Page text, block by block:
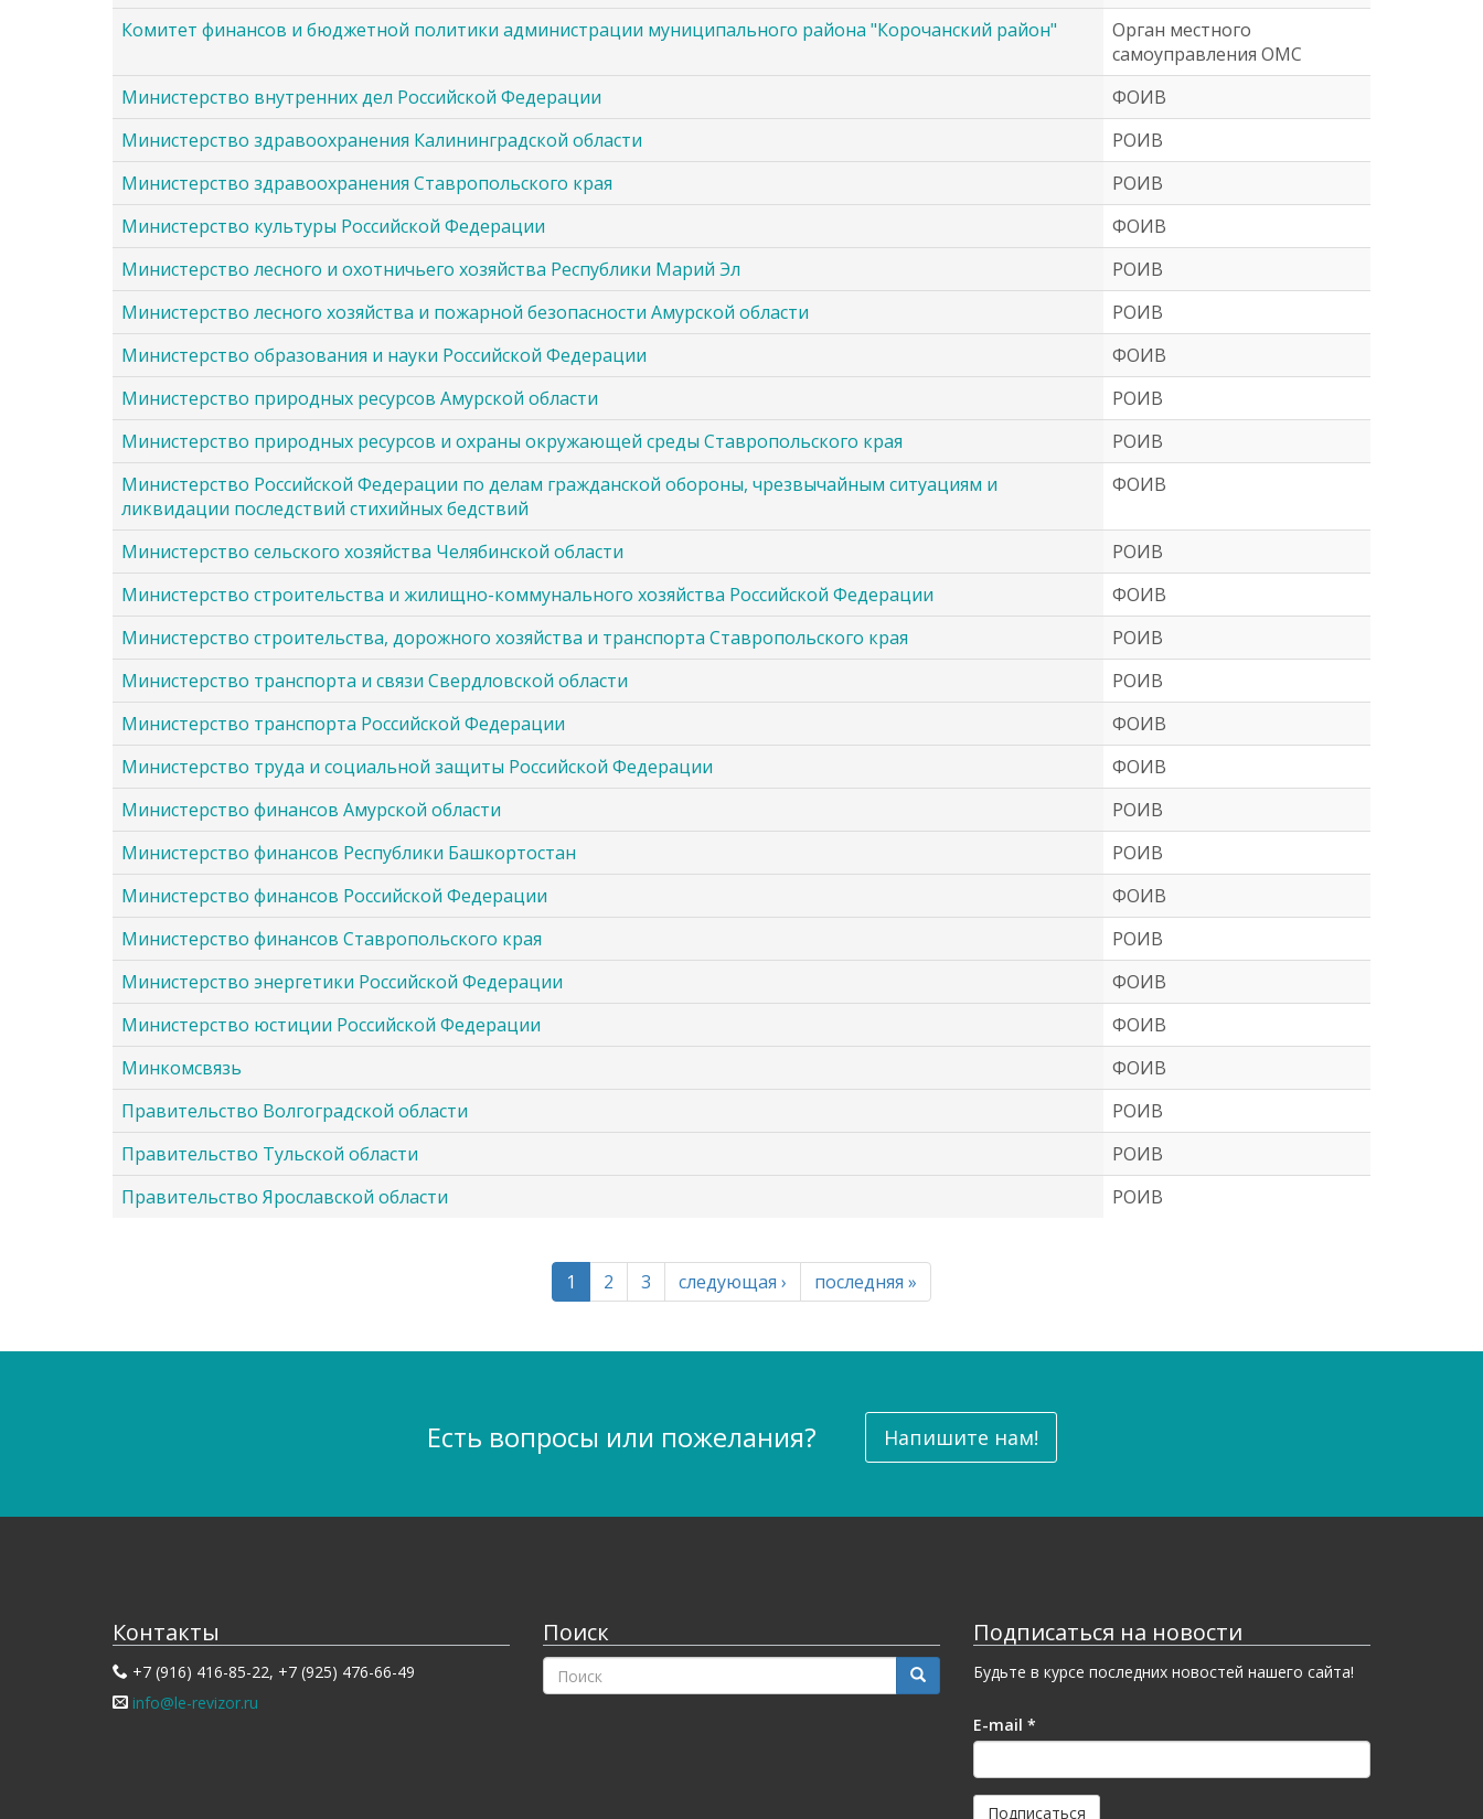
Комитет финансов и бюджетной политики администрации муниципального района "Корочанский район"
Орган местного
самоуправления ОМС
Министерство внутренних дел Российской Федерации
ФОИВ
Министерство здравоохранения Калининградской области
РОИВ
Министерство здравоохранения Ставропольского края
РОИВ
Министерство культуры Российской Федерации
ФОИВ
Министерство лесного и охотничьего хозяйства Республики Марий Эл
РОИВ
Министерство лесного хозяйства и пожарной безопасности Амурской области
РОИВ
Министерство образования и науки Российской Федерации
ФОИВ
Министерство природных ресурсов Амурской области
РОИВ
Министерство природных ресурсов и охраны окружающей среды Ставропольского края
РОИВ
Министерство Российской Федерации по делам гражданской обороны, чрезвычайным ситуациям и
ликвидации последствий стихийных бедствий
ФОИВ
Министерство сельского хозяйства Челябинской области
РОИВ
Министерство строительства и жилищно-коммунального хозяйства Российской Федерации
ФОИВ
Министерство строительства, дорожного хозяйства и транспорта Ставропольского края
РОИВ
Министерство транспорта и связи Свердловской области
РОИВ
Министерство транспорта Российской Федерации
ФОИВ
Министерство труда и социальной защиты Российской Федерации
ФОИВ
Министерство финансов Амурской области
РОИВ
Министерство финансов Республики Башкортостан
РОИВ
Министерство финансов Российской Федерации
ФОИВ
Министерство финансов Ставропольского края
РОИВ
Министерство энергетики Российской Федерации
ФОИВ
Министерство юстиции Российской Федерации
ФОИВ
Минкомсвязь
ФОИВ
Правительство Волгоградской области
РОИВ
Правительство Тульской области
РОИВ
Правительство Ярославской области
РОИВ
1 2 3 следующая › последняя »
Есть вопросы или пожелания? Напишите нам!
Контакты
+7 (916) 416-85-22, +7 (925) 476-66-49
info@le-revizor.ru
Поиск
ФОРМА
ПОИСКА
Подписаться на новости
Будьте в курсе последних новостей нашего сайта!
E-mail *
Подписаться